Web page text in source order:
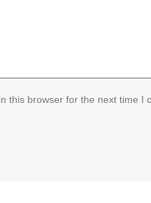
this browser for the next time I